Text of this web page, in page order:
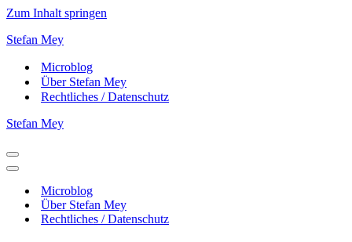
Zum Inhalt springen
Stefan Mey
Microblog
Über Stefan Mey
Rechtliches / Datenschutz
Stefan Mey
Navigationsmenü
Navigationsmenü
Microblog
Über Stefan Mey
Rechtliches / Datenschutz